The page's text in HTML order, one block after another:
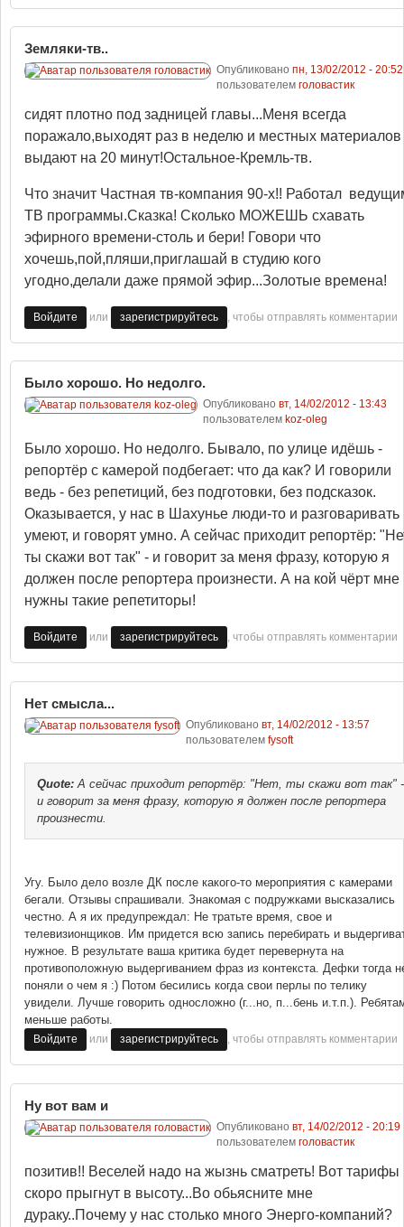
Земляки-тв..
Опубликовано пн, 13/02/2012 - 20:52
пользователем головастик
сидят плотно под задницей главы...Меня всегда
поражало,выходят раз в неделю и местных материалов
выдают на 20 минут!Остальное-Кремль-тв.
Что значит Частная тв-компания 90-х!! Работал
ТВ программы.Сказка! Сколько МОЖЕШЬ схавать
эфирного времени-столь и бери! Говори что
хочешь,пой,пляши,приглашай в студию кого
угодно,делали даже прямой эфир...Золотые времена!
Войдите или зарегистрируйтесь , чтобы отправлять комментарии
Было хорошо. Но недолго.
Опубликовано вт, 14/02/2012 - 13:43
пользователем koz-oleg
Было хорошо. Но недолго. Бывало, по улице идёшь -
репортёр с камерой подбегает: что да как? И говорили
ведь - без репетиций, без подготовки, без подсказок.
Оказывается, у нас в Шахунье люди-то и разговаривать
умеют, и говорят умно. А сейчас приходит репортёр:
ты скажи вот так" - и говорит за меня фразу, которую я
должен после репортера произнести. А на кой чёрт мне
нужны такие репетиторы!
Войдите или зарегистрируйтесь , чтобы отправлять комментарии
Нет смысла...
Опубликовано вт, 14/02/2012 - 13:57
пользователем fysoft
Quote: А сейчас приходит репортёр: "Нет, ты скажи вот так" -
и говорит за меня фразу, которую я должен после репортера
произнести.
Угу. Было дело возле ДК после какого-то мероприятия с камерами
бегали. Отзывы спрашивали. Знакомая с подружками высказались
честно. А я их предупреждал: Не тратьте время, свое и
телевизионщиков. Им придется всю запись перебирать и
нужное. В результате ваша критика будет перевернута на
противоположную выдергиванием фраз из контекста. Дефки тогда
поняли о чем я :) Потом бесились когда свои перлы по телику
увидели. Лучше говорить односложно (г...но, п...бень и.т.п.).
меньше работы.
Войдите или зарегистрируйтесь , чтобы отправлять комментарии
Ну вот вам и
Опубликовано вт, 14/02/2012 - 20:19
пользователем головастик
позитив!! Веселей надо на жызнь сматреть! Вот тарифы
скоро прыгнут в высоту...Во обьясните мне
дураку..Почему у нас столько много Энерго-компаний?